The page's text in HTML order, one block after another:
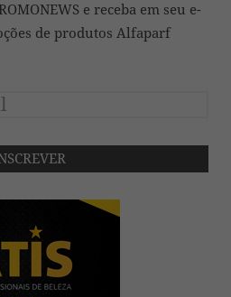
e receba em seu e-
de produtos Alfaparf